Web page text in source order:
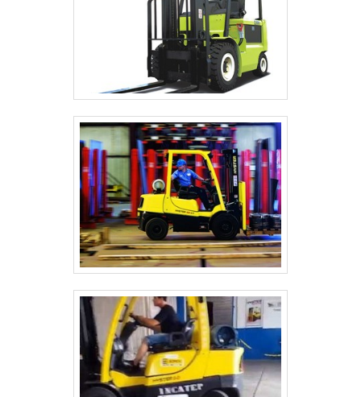
atrelados a cada modelo, seja em quesito
financeiro ou de uso. Sendo assim, é
fundamental a contratação em uma empresa
especializada, a fim de adquirir um produto
que atenda com precisão as necessidades
de cada negócio.ESPECIALISTA EM ALUGUEL
DE EMPILHADEIRAS EM SÃO PAULOHá mais de
10 anos no mercado, a Vertic Empilhadeiras é
especialista na locação de veículos para
movimentação de cargas na vertical e na
horizontal. A empresa conta com um time de
profissionais experientes, que auxiliam o
cliente a encontrar o melhor produto pelo